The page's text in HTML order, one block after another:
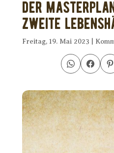
Der
zweite
Freitag, 19. Mai 2023